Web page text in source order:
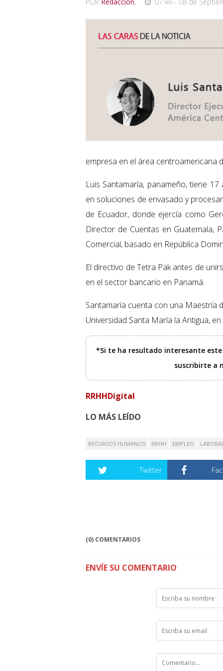
empresa en el área centroamericana
Luis Santamaría, panameño, tiene
en soluciones de envasado y
de Ecuador, donde ejercía como
Director de Cuentas en Guatemala,
Comercial, basado en República
El directivo de Tetra Pak antes de
en el sector bancario en Panamá.
Santamaría cuenta con una Maestría
Universidad Santa María la Antigua,
*Si te ha resultado interesante
suscribirte a
RRHHDigital
LO MÁS LEÍDO
RECURSOS HUMANOS RRHH EMPLEO
Twitter
(0) COMENTARIOS
ENVÍE SU COMENTARIO